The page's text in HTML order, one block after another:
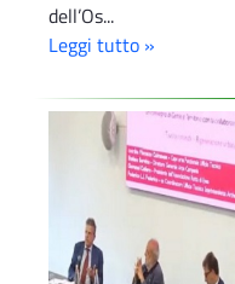
dell’Os...
Leggi tutto »